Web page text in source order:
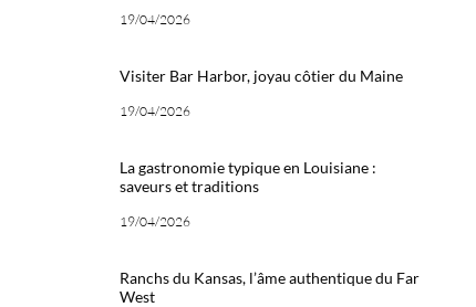
19/04/2026
Visiter Bar Harbor, joyau côtier du Maine
19/04/2026
La gastronomie typique en Louisiane :
saveurs et traditions
19/04/2026
Ranchs du Kansas, l’âme authentique du Far
West